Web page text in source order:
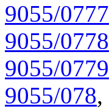
9055/0777
9055/0778
9055/0779
9055/078,